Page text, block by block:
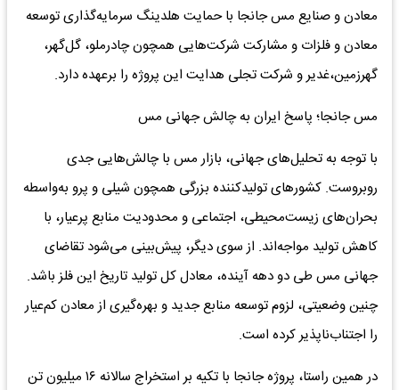
معادن و صنایع مس جانجا با حمایت هلدینگ سرمایه‌گذاری توسعه
معادن و فلزات و مشارکت شرکت‌هایی همچون چادرملو، گل‌گهر،
گهرزمین،غدیر و شرکت تجلی هدایت این پروژه را برعهده دارد.
مس جانجا؛ پاسخ ایران به چالش جهانی مس
با توجه به تحلیل‌های جهانی، بازار مس با چالش‌هایی جدی
روبروست. کشورهای تولیدکننده بزرگی همچون شیلی و پرو به‌واسطه
بحران‌های زیست‌محیطی، اجتماعی و محدودیت منابع پرعیار، با
کاهش تولید مواجه‌اند. از سوی دیگر، پیش‌بینی می‌شود تقاضای
جهانی مس طی دو دهه آینده، معادل کل تولید تاریخ این فلز باشد.
چنین وضعیتی، لزوم توسعه منابع جدید و بهره‌گیری از معادن کم‌عیار
را اجتناب‌ناپذیر کرده است.
در همین راستا، پروژه جانجا با تکیه بر استخراج سالانه ۱۶ میلیون تن